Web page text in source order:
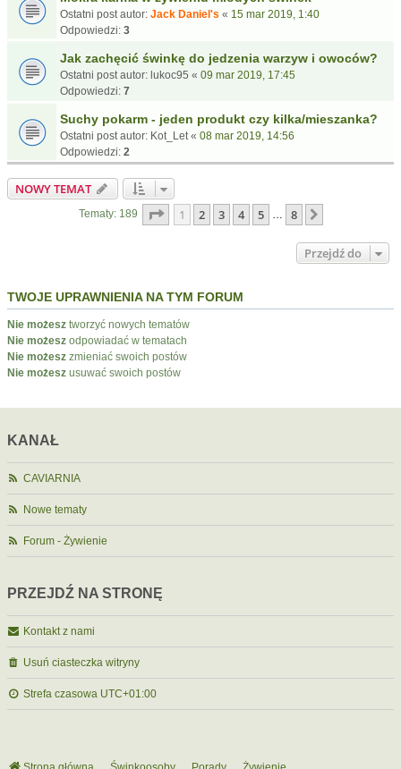
Ostatni post autor: Jack Daniel's « 15 mar 2019, 1:40
Odpowiedzi: 3
Jak zachęcić świnkę do jedzenia warzyw i owoców?
Ostatni post autor: lukoc95 « 09 mar 2019, 17:45
Odpowiedzi: 7
Suchy pokarm - jeden produkt czy kilka/mieszanka?
Ostatni post autor: Kot_Let« 08 mar 2019, 14:56
Odpowiedzi: 2
NOWY TEMAT
Tematy: 189 Strona1 z8
1 2 3 4 5 … 8
Przejdź do
TWOJE UPRAWNIENIA NA TYM FORUM
Nie możesz tworzyć nowych tematów
Nie możesz odpowiadać w tematach
Nie możesz zmieniać swoich postów
Nie możesz usuwać swoich postów
KANAŁ
CAVIARNIA
Nowe tematy
Forum - Żywienie
PRZEJDŹ NA STRONĘ
Kontakt z nami
Usuń ciasteczka witryny
Strefa czasowa UTC+01:00